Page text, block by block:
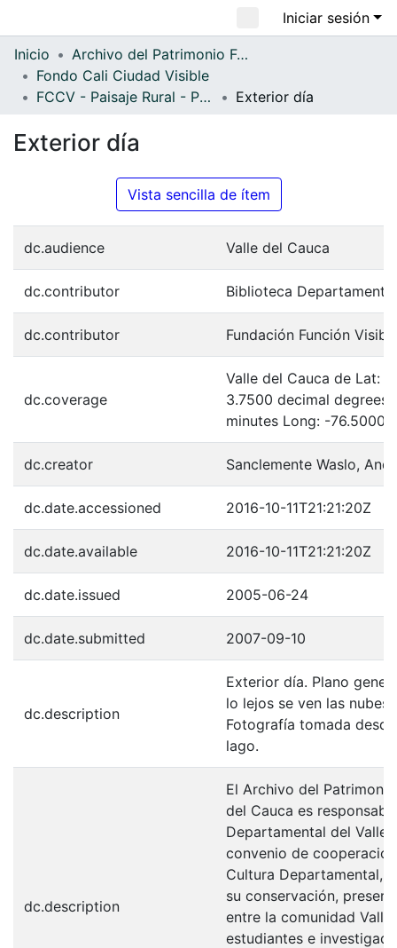
Todo DSpace
Iniciar sesión
Inicio
Archivo del Patrimonio Fotográfico y Fílmico del Valle del Cauca
Fondo Cali Ciudad Visible
FCCV - Paisaje Rural - Patrimonial
Exterior día
Exterior día
Vista sencilla de ítem
dc.audience Valle del Cauca
dc.contributor Biblioteca
dc.contributor Fundación Función
dc.coverage
Valle del Cauca de Lat:
3.7500 decimal degrees
minutes Long: -76.5000
dc.creator Sanclemente Waslo,
dc.date.accessioned 2016-10-11T21:21:20Z
dc.date.available 2016-10-11T21:21:20Z
dc.date.issued 2005-06-24
dc.date.submitted 2007-09-10
dc.description
Exterior día. Plano
lo lejos se ven las
Fotografía tomada
lago.
dc.description
El Archivo del
del Cauca es
Departamental del Valle
convenio de
Cultura Departamental,
su conservación,
entre la comunidad
estudiantes e